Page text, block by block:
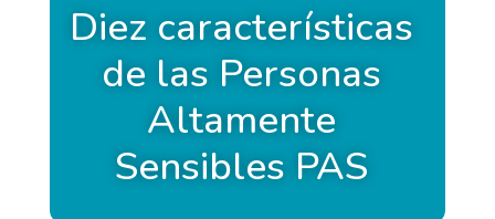
Diez características
de las Personas
Altamente
Sensibles PAS